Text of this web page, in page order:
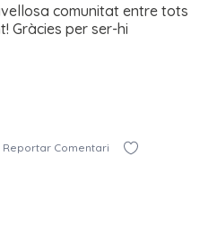
comunitat entre tots
Gràcies per ser-hi
Reportar Comentari